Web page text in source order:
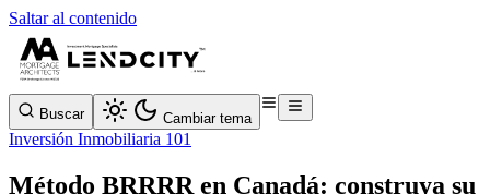
Saltar al contenido
Buscar Cambiar tema
Inversión Inmobiliaria 101
Método BRRRR en Canadá: construya su